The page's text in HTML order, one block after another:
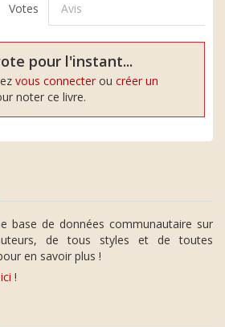
Votes Avis
pour l'instant...
vous connecter ou créer un
noter ce livre.
base de données communautaire sur
de tous styles et de toutes
en savoir plus !
!